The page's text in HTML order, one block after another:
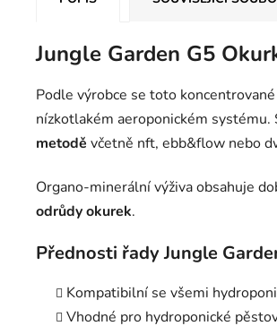
Jungle Garden G5
Podle výrobce se toto
nízkotlakém aeroponickém
metodě včetně nft, ebb&flow nebo
Organo-minerální výživa obsahuje
odrůdy okurek.
Přednosti řady Jungle
Kompatibilní se všemi
Vhodné pro hydroponické